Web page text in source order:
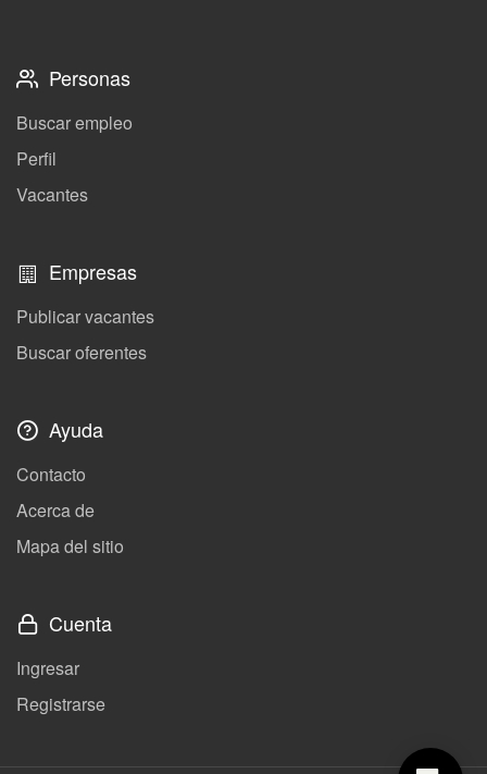
Personas
Buscar empleo
Perfil
Vacantes
Empresas
Publicar vacantes
Buscar oferentes
Ayuda
Contacto
Acerca de
Mapa del sitio
Cuenta
Ingresar
Registrarse